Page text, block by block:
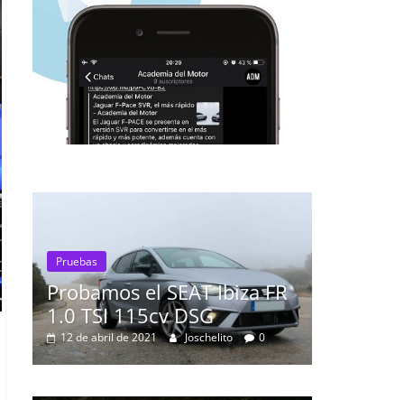
Ibiza FR
Joschelito 0
Pruebas
Probamos el Mercedes-
A200d